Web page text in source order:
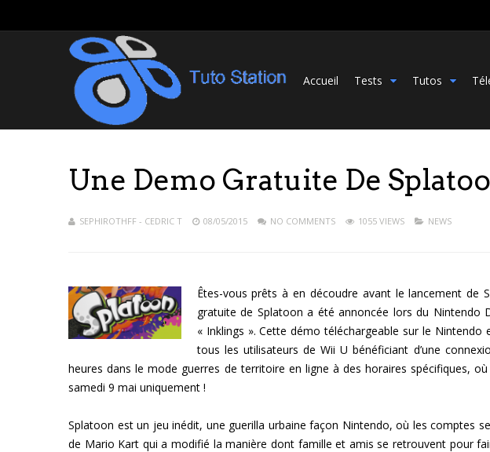
Accueil Tests Tutos
Une Demo Gratuite De
SEPHIROTHFF - CEDRIC T 08/05/2015 NO COMMENTS 1055 VIEWS NEWS
Êtes-vous prêts à en découdre avant le lancement de
gratuite de Splatoon a été annoncée lors du Nintendo
« Inklings ». Cette démo téléchargeable sur le Nintendo
tous les utilisateurs de Wii U bénéficiant d’une
heures dans le mode guerres de territoire en ligne à des horaires spécifiques,
samedi 9 mai uniquement !
Splatoon est un jeu inédit, une guerilla urbaine façon Nintendo, où les comptes
de Mario Kart qui a modifié la manière dont famille et amis se retrouvent pour